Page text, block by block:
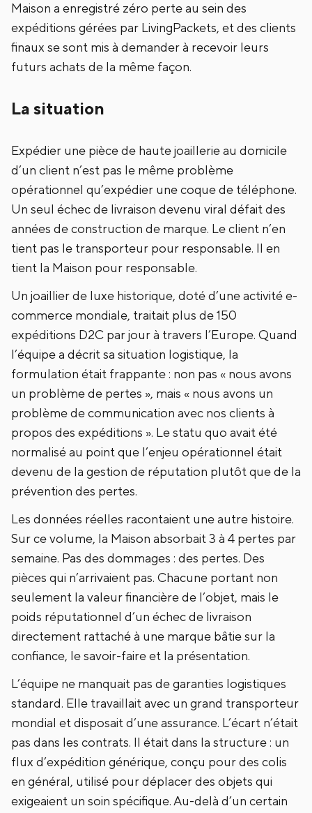
Maison a enregistré zéro perte au sein des
expéditions gérées par LivingPackets, et des clients
finaux se sont mis à demander à recevoir leurs
futurs achats de la même façon.
La situation
Expédier une pièce de haute joaillerie au domicile
d’un client n’est pas le même problème
opérationnel qu’expédier une coque de téléphone.
Un seul échec de livraison devenu viral défait des
années de construction de marque. Le client n’en
tient pas le transporteur pour responsable. Il en
tient la Maison pour responsable.
Un joaillier de luxe historique, doté d’une activité e-
commerce mondiale, traitait plus de 150
expéditions D2C par jour à travers l’Europe. Quand
l’équipe a décrit sa situation logistique, la
formulation était frappante : non pas « nous avons
un problème de pertes », mais « nous avons un
problème de communication avec nos clients à
propos des expéditions ». Le statu quo avait été
normalisé au point que l’enjeu opérationnel était
devenu de la gestion de réputation plutôt que de la
prévention des pertes.
Les données réelles racontaient une autre histoire.
Sur ce volume, la Maison absorbait 3 à 4 pertes par
semaine. Pas des dommages : des pertes. Des
pièces qui n’arrivaient pas. Chacune portant non
seulement la valeur financière de l’objet, mais le
poids réputationnel d’un échec de livraison
directement rattaché à une marque bâtie sur la
confiance, le savoir-faire et la présentation.
L’équipe ne manquait pas de garanties logistiques
standard. Elle travaillait avec un grand transporteur
mondial et disposait d’une assurance. L’écart n’était
pas dans les contrats. Il était dans la structure : un
flux d’expédition générique, conçu pour des colis
en général, utilisé pour déplacer des objets qui
exigeaient un soin spécifique. Au-delà d’un certain